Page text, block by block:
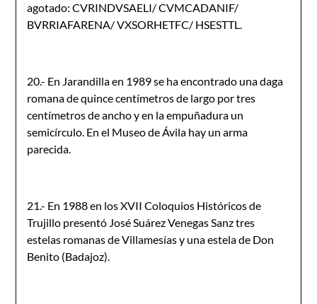
agotado: CVRINDVSAELI/ CVMCADANIF/
BVRRIAFARENA/ VXSORHETFC/ HSESTTL.
20.- En Jarandilla en 1989 se ha encontrado una daga
romana de quince centímetros de largo por tres
centímetros de ancho y en la empuñadura un
semicírculo. En el Museo de Ávila hay un arma
parecida.
21.- En 1988 en los XVII Coloquios Históricos de
Trujillo presentó José Suárez Venegas Sanz tres
estelas romanas de Villamesías y una estela de Don
Benito (Badajoz).